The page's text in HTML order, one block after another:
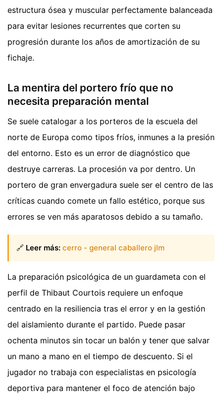
estructura ósea y muscular perfectamente balanceada
para evitar lesiones recurrentes que corten su
progresión durante los años de amortización de su
fichaje.
La mentira del portero frío que no
necesita preparación mental
Se suele catalogar a los porteros de la escuela del
norte de Europa como tipos fríos, inmunes a la presión
del entorno. Esto es un error de diagnóstico que
destruye carreras. La procesión va por dentro. Un
portero de gran envergadura suele ser el centro de las
críticas cuando comete un fallo estético, porque sus
errores se ven más aparatosos debido a su tamaño.
🔗 Leer más: cerro - general caballero jlm
La preparación psicológica de un guardameta con el
perfil de Thibaut Courtois requiere un enfoque
centrado en la resiliencia tras el error y en la gestión
del aislamiento durante el partido. Puede pasar
ochenta minutos sin tocar un balón y tener que salvar
un mano a mano en el tiempo de descuento. Si el
jugador no trabaja con especialistas en psicología
deportiva para mantener el foco de atención bajo